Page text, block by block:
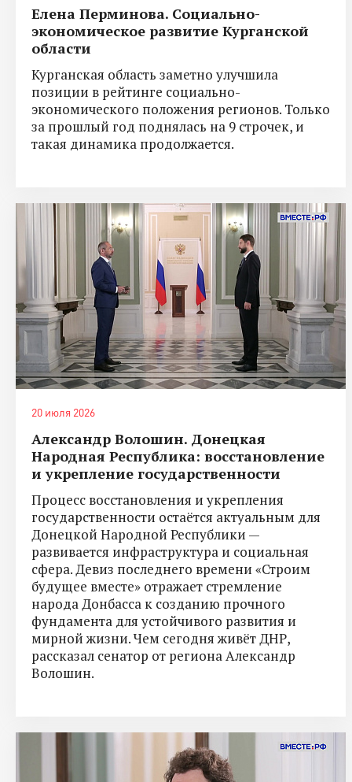
Елена Перминова. Социально-
экономическое развитие Курганской
области
Курганская область заметно улучшила
позиции в рейтинге социально-
экономического положения регионов. Только
за прошлый год поднялась на 9 строчек, и
такая динамика продолжается.
20 июля 2026
Александр Волошин. Донецкая
Народная Республика: восстановление
и укрепление государственности
Процесс восстановления и укрепления
государственности остаётся актуальным для
Донецкой Народной Республики —
развивается инфраструктура и социальная
сфера. Девиз последнего времени «Строим
будущее вместе» отражает стремление
народа Донбасса к созданию прочного
фундамента для устойчивого развития и
мирной жизни. Чем сегодня живёт ДНР,
рассказал сенатор от региона Александр
Волошин.